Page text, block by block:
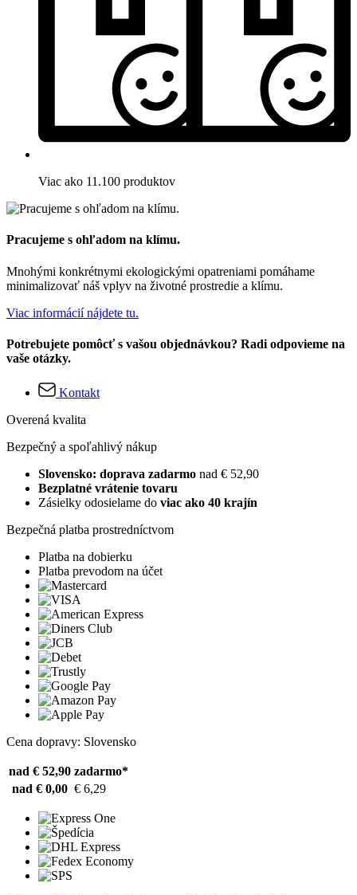
Viac ako 11.100 produktov
Pracujeme s ohľadom na klímu.
Mnohými konkrétnymi ekologickými opatreniami pomáhame
minimalizovať náš vplyv na životné prostredie a klímu.
Viac informácií nájdete tu.
Potrebujete pomôcť s vašou objednávkou? Radi odpovieme na
vaše otázky.
Kontakt
Overená kvalita
Bezpečný a spoľahlivý nákup
Slovensko: doprava zadarmo nad € 52,90
Bezplatné vrátenie tovaru
Zásielky odosielame do viac ako 40 krajín
Bezpečná platba prostredníctvom
Platba na dobierku
Platba prevodom na účet
Cena dopravy: Slovensko
nad € 52,90 zadarmo*
nad € 0,00 € 6,29